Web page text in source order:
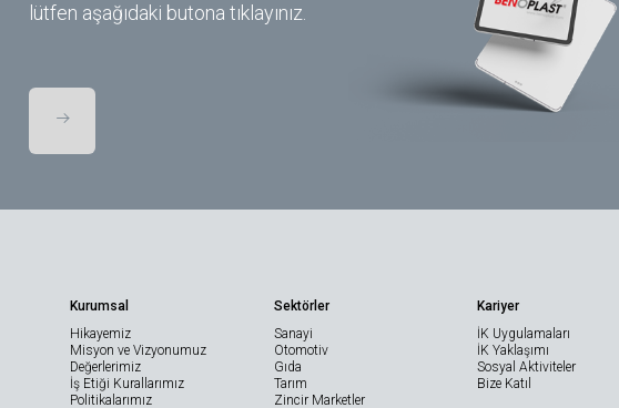
lütfen aşağıdaki butona tıklayınız.
Kurumsal
Hikayemiz
Misyon ve Vizyonumuz
Değerlerimiz
İş Etiği Kurallarımız
Politikalarımız
Sektörler
Sanayi
Otomotiv
Gıda
Tarım
Zincir Marketler
Kariyer
İK Uygulamaları
İK Yaklaşımı
Sosyal Aktiviteler
Bize Katıl